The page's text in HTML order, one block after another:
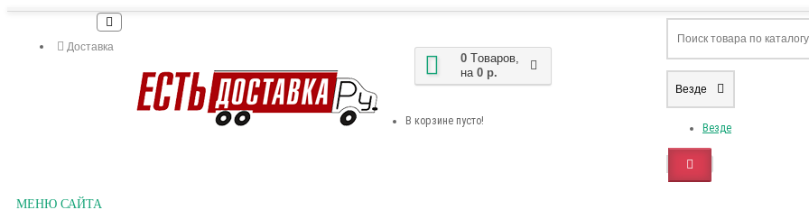
Доставка
0 Tоваров,
на 0 р.
В корзине пусто!
Везде
Везде
МЕНЮ САЙТА